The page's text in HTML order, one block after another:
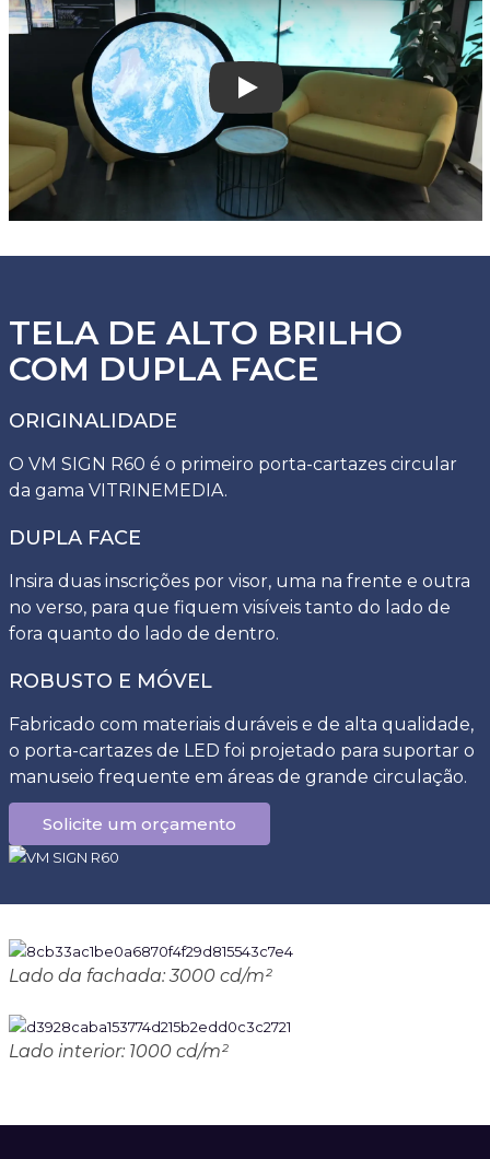
Play
TELA DE ALTO BRILHO
COM DUPLA FACE
ORIGINALIDADE
O VM SIGN R60 é o primeiro porta-cartazes circular
da gama VITRINEMEDIA.
DUPLA FACE
Insira duas inscrições por visor, uma na frente e outra
no verso, para que fiquem visíveis tanto do lado de
fora quanto do lado de dentro.
ROBUSTO E MÓVEL
Fabricado com materiais duráveis e de alta qualidade,
o porta-cartazes de LED foi projetado para suportar o
manuseio frequente em áreas de grande circulação.
Solicite um orçamento
Lado da fachada: 3000 cd/m²
Lado interior: 1000 cd/m²